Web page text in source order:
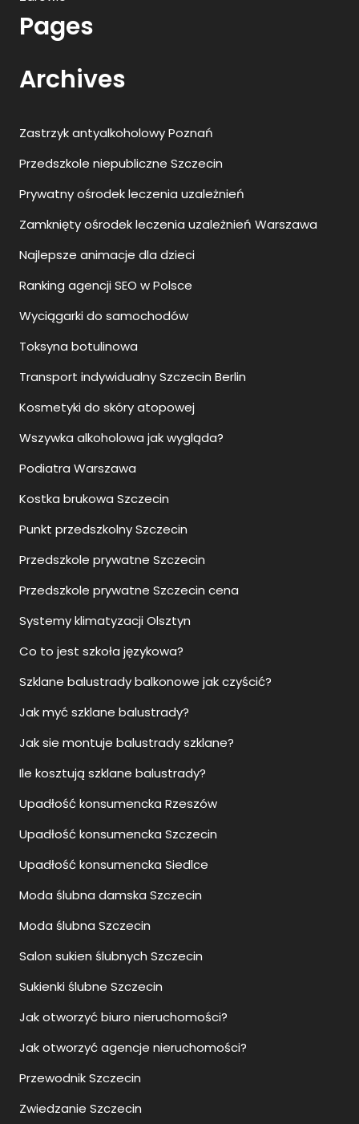
Pages
Archives
Zastrzyk antyalkoholowy Poznań
Przedszkole niepubliczne Szczecin
Prywatny ośrodek leczenia uzależnień
Zamknięty ośrodek leczenia uzależnień Warszawa
Najlepsze animacje dla dzieci
Ranking agencji SEO w Polsce
Wyciągarki do samochodów
Toksyna botulinowa
Transport indywidualny Szczecin Berlin
Kosmetyki do skóry atopowej
Wszywka alkoholowa jak wygląda?
Podiatra Warszawa
Kostka brukowa Szczecin
Punkt przedszkolny Szczecin
Przedszkole prywatne Szczecin
Przedszkole prywatne Szczecin cena
Systemy klimatyzacji Olsztyn
Co to jest szkoła językowa?
Szklane balustrady balkonowe jak czyścić?
Jak myć szklane balustrady?
Jak sie montuje balustrady szklane?
Ile kosztują szklane balustrady?
Upadłość konsumencka Rzeszów
Upadłość konsumencka Szczecin
Upadłość konsumencka Siedlce
Moda ślubna damska Szczecin
Moda ślubna Szczecin
Salon sukien ślubnych Szczecin
Sukienki ślubne Szczecin
Jak otworzyć biuro nieruchomości?
Jak otworzyć agencje nieruchomości?
Przewodnik Szczecin
Zwiedzanie Szczecin